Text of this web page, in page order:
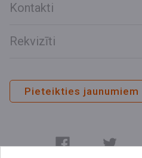
Kontakti
Rekvizīti
Pieteikties jaunumiem